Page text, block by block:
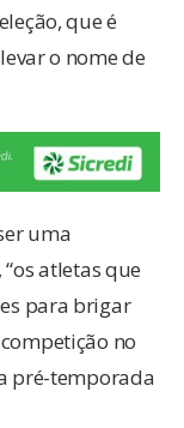
que é
o nome de
uma
atletas que
para brigar
no
pré-temporada